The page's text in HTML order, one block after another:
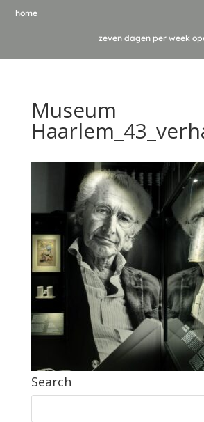
home
zeven dagen per week
Museum
Search